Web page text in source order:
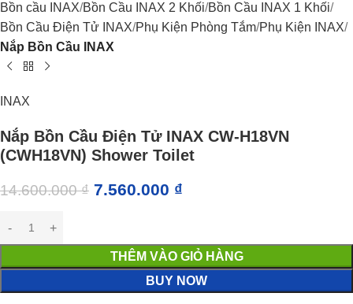
Bồn cầu INAX Bồn Cầu INAX 2 Khối Bồn Cầu INAX 1 Khối
Bồn Cầu Điện Tử INAX Phụ Kiện Phòng Tắm Phụ Kiện INAX
Nắp Bồn Cầu INAX
INAX
Nắp Bồn Cầu Điện Tử INAX CW-H18VN
(CWH18VN) Shower Toilet
14.600.000₫ 7.560.000 ₫
THÊM VÀO GIỎ HÀNG
BUY NOW